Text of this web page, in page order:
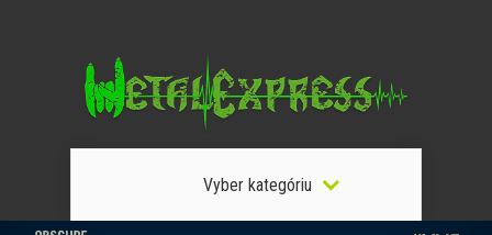
Vyber kategóriu